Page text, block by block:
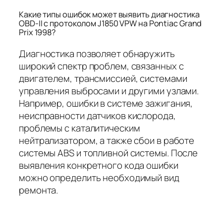
Какие типы ошибок может выявить диагностика
OBD-II с протоколом J1850 VPW на Pontiac Grand
Prix 1998?
Диагностика позволяет обнаружить
широкий спектр проблем, связанных с
двигателем, трансмиссией, системами
управления выбросами и другими узлами.
Например, ошибки в системе зажигания,
неисправности датчиков кислорода,
проблемы с каталитическим
нейтрализатором, а также сбои в работе
системы ABS и топливной системы. После
выявления конкретного кода ошибки
можно определить необходимый вид
ремонта.